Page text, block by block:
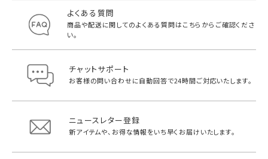
よくある質問
商品や配送に関してのよくある質問はこちらからご確認くださ
い。
チャットサポート
お客様の問い合わせに自動回答で24時間ご対応いたします。
ニュースレター登録
新アイテムや、お得な情報をいち早く お届けいたします。